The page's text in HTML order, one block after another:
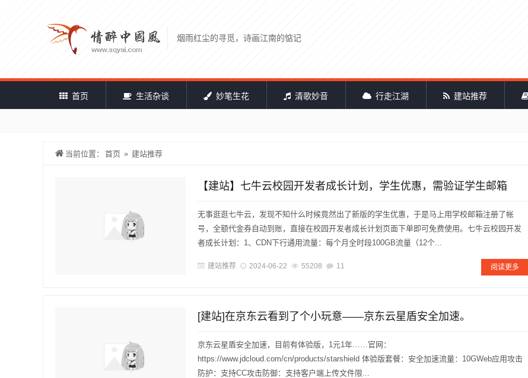
烟雨红尘的寻觅，诗画江南的惦记
首页 生活杂谈 妙笔生花 清歌妙音 行走江湖 建站推荐
当前位置： 首页 » 建站推荐
【建站】七牛云校园开发者成长计划，学生优惠，需验证学生邮箱
无事逛逛七牛云，发现不知什么时候竟然出了新版的学生优惠，于是马上用学校邮箱注册了帐
号，全额代金券自动到账，直接在校园开发者成长计划页面下单即可免费使用。七牛云校园开发
者成长计划：1、CDN下行通用流量：每个月全时段100GB流量（12个...
建站推荐 2024-06-22 55208 11 阅读更多
[建站]在京东云看到了个小玩意——京东云星盾安全加速。
京东云星盾安全加速，目前有体验版，1元1年……官网：
https://www.jdcloud.com/cn/products/starshield 体验版套餐：安全加速流量：10GWeb应用攻击
防护：支持CC攻击防御：支持客户端上传文件限...